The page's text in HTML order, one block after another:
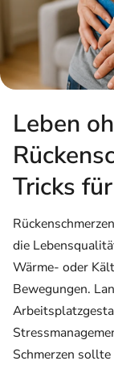
Leben
Tricks
die
Wärme- oder
Bewegungen.
Schmerzen